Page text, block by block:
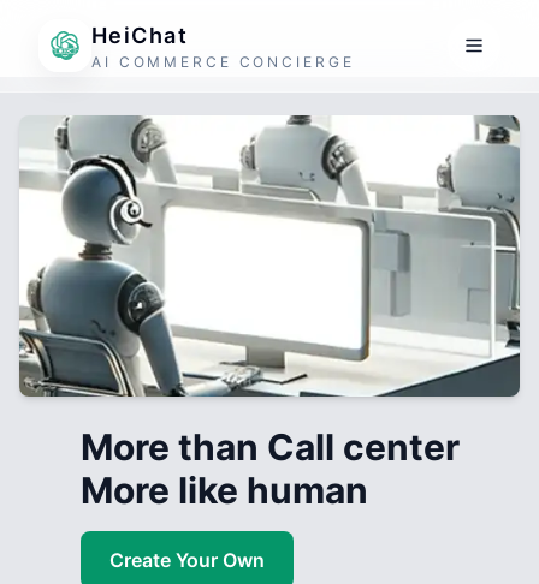
HeiChat
AI COMMERCE CONCIERGE
More than Call center
More like human
Create Your Own